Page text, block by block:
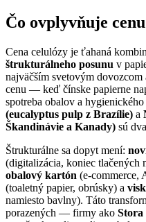
Čo ovplyvňuje
Cena celulózy je ťahaná
štrukturálneho posunu v
najväčším svetovým
cenu — keď čínske papierne
spotreba obalov a
(eucalyptus pulp z Brazílie) a
Škandinávie a Kanady) sú
Štrukturálne sa dopyt mení:
(digitalizácia, koniec tlačených
obalový kartón (e-commerce,
(toaletný papier, obrúsky) a
namiesto bavlny). Táto
porazených — firmy ako Stora